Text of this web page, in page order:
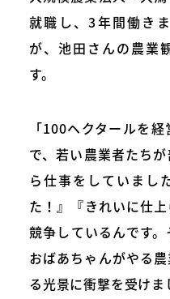
就職し、3年間働き
が、池田さんの農業
す。
「100ヘクタールを
で、若い農業者たち
ら仕事をしていまし
た！』『きれいに仕
競争しているんです
おばあちゃんがやる
る光景に衝撃を受けま